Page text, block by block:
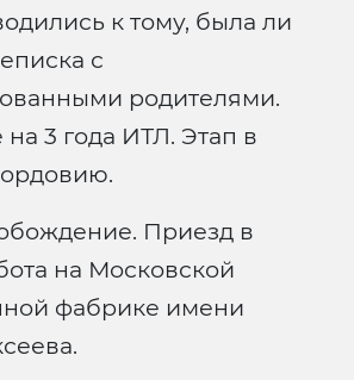
к тому, была ли
с
родителями.
3 года ИТЛ. Этап в
Приезд в
на Московской
фабрике имени